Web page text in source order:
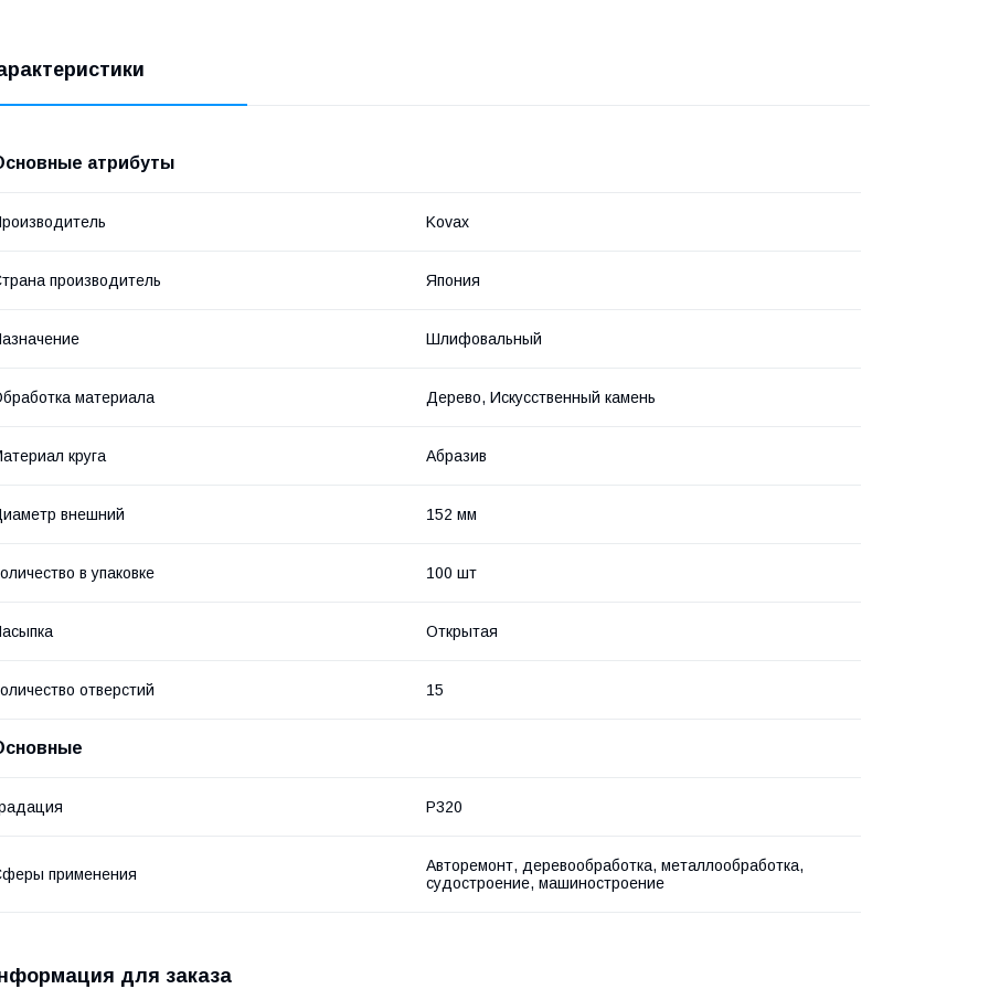
атрибуты
Kovax
производитель Япония
Шлифовальный
материала Дерево, Искусственный камень
круга Абразив
внешний 152 мм
в упаковке 100 шт
Открытая
отверстий 15
P320
применения
Авторемонт, деревообработка, металлообработка,
судостроение, машиностроение
для заказа